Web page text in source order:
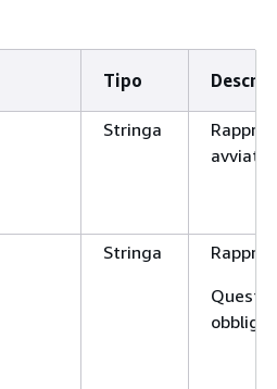
Tipo
Stringa
avviato
Stringa
Questo